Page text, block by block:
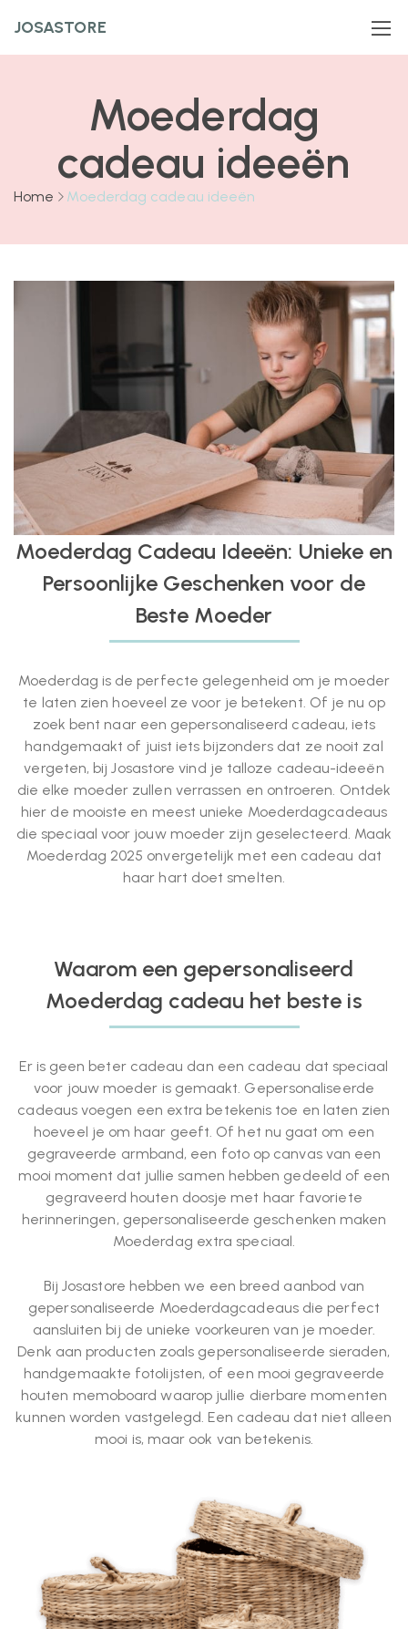
JOSASTORE
Moederdag
cadeau ideeën
Home Moederdag cadeau ideeën
Moederdag Cadeau Ideeën: Unieke en
Persoonlijke Geschenken voor de
Beste Moeder
Moederdag is de perfecte gelegenheid om je moeder
te laten zien hoeveel ze voor je betekent. Of je nu op
zoek bent naar een gepersonaliseerd cadeau, iets
handgemaakt of juist iets bijzonders dat ze nooit zal
vergeten, bij Josastore vind je talloze cadeau-ideeën
die elke moeder zullen verrassen en ontroeren. Ontdek
hier de mooiste en meest unieke Moederdagcadeaus
die speciaal voor jouw moeder zijn geselecteerd. Maak
Moederdag 2025 onvergetelijk met een cadeau dat
haar hart doet smelten.
Waarom een gepersonaliseerd
Moederdag cadeau het beste is
Er is geen beter cadeau dan een cadeau dat speciaal
voor jouw moeder is gemaakt. Gepersonaliseerde
cadeaus voegen een extra betekenis toe en laten zien
hoeveel je om haar geeft. Of het nu gaat om een
gegraveerde armband, een foto op canvas van een
mooi moment dat jullie samen hebben gedeeld of een
gegraveerd houten doosje met haar favoriete
herinneringen, gepersonaliseerde geschenken maken
Moederdag extra speciaal.
Bij Josastore hebben we een breed aanbod van
gepersonaliseerde Moederdagcadeaus die perfect
aansluiten bij de unieke voorkeuren van je moeder.
Denk aan producten zoals gepersonaliseerde sieraden,
handgemaakte fotolijsten, of een mooi gegraveerde
houten memoboard waarop jullie dierbare momenten
kunnen worden vastgelegd. Een cadeau dat niet alleen
mooi is, maar ook van betekenis.